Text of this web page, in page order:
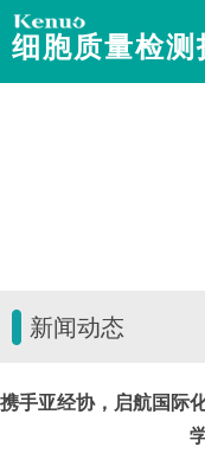
细胞质量检测
新闻动态
携手亚经协，启航国际